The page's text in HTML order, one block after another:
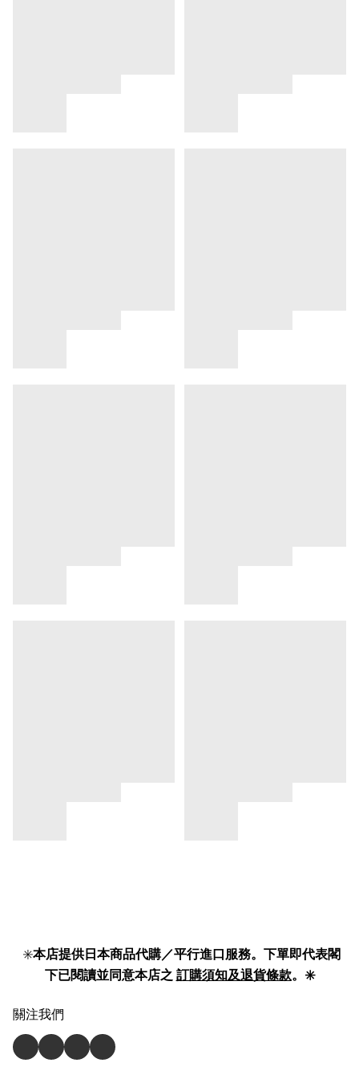
✳️本店提供日本商品代購／平行進口服務。下單即代表閣
下已閱讀並同意本店之 訂購須知及退貨條款。✳️
關注我們